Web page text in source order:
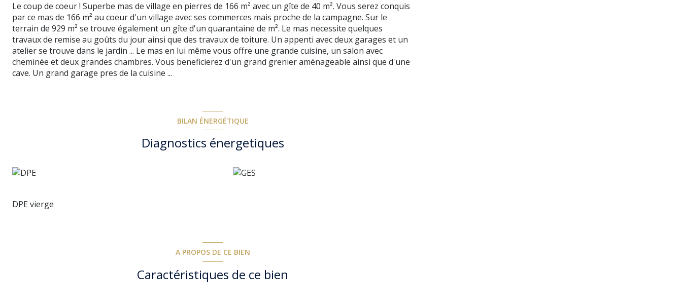
Le coup de coeur ! Superbe mas de village en pierres de 166 m² avec un gîte de 40 m². Vous serez conquis
par ce mas de 166 m² au coeur d'un village avec ses commerces mais proche de la campagne. Sur le
terrain de 929 m² se trouve également un gîte d'un quarantaine de m². Le mas necessite quelques
travaux de remise au goûts du jour ainsi que des travaux de toiture. Un appenti avec deux garages et un
atelier se trouve dans le jardin ... Le mas en lui même vous offre une grande cuisine, un salon avec
cheminée et deux grandes chambres. Vous beneficierez d'un grand grenier aménageable ainsi que d'une
cave. Un grand garage pres de la cuisine ...
BILAN ÉNERGÉTIQUE
Diagnostics énergetiques
DPE vierge
A PROPOS DE CE BIEN
Caractéristiques de ce bien